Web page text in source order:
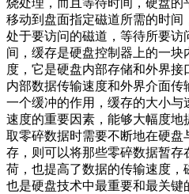
烧处理，而且等待时间，硬盘
移动到盘面指定磁道所需的时
处于要访问的磁道，等待所要
间，缓存是硬盘控制器上的一
度，它是硬盘内部存储和外界
内部数据传输速度和外界介面传
一个缓冲的作用，缓存的大小
速度的重要因素，能够大幅度
取零碎数据时需要不断地在硬
存，则可以将那些零碎数据暂存
荷，也提高了数据的传输速度，
也是硬盘技术中最重要和最关